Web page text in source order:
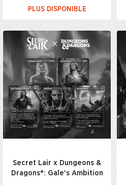
PLUS DISPONIBLE
Secret Lair x Dungeons &
Dragons®: Gale's Ambition